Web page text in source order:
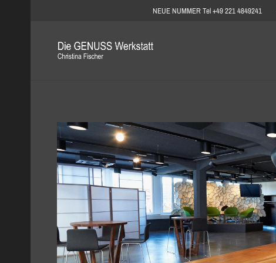
NEUE NUMMER Tel +49 221 4849241